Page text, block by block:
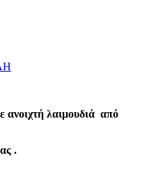
ανοιχτή λαιμουδιά από
.